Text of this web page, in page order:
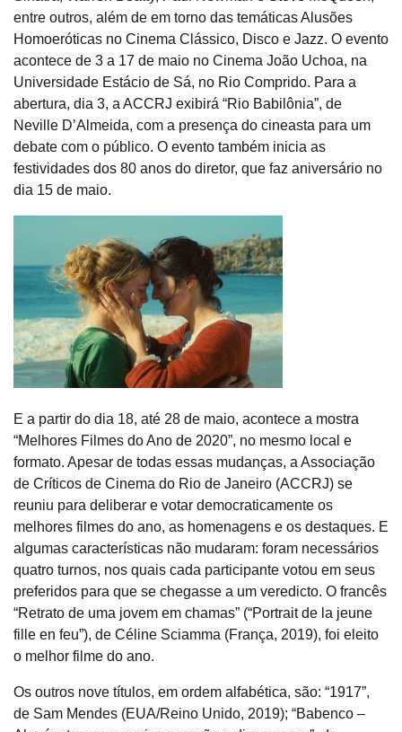
entre outros, além de em torno das temáticas Alusões
Homoeróticas no Cinema Clássico, Disco e Jazz. O evento
acontece de 3 a 17 de maio no Cinema João Uchoa, na
Universidade Estácio de Sá, no Rio Comprido. Para a
abertura, dia 3, a ACCRJ exibirá “Rio Babilônia”, de
Neville D’Almeida, com a presença do cineasta para um
debate com o público. O evento também inicia as
festividades dos 80 anos do diretor, que faz aniversário no
dia 15 de maio.
E a partir do dia 18, até 28 de maio, acontece a mostra
“Melhores Filmes do Ano de 2020”, no mesmo local e
formato. Apesar de todas essas mudanças, a Associação
de Críticos de Cinema do Rio de Janeiro (ACCRJ) se
reuniu para deliberar e votar democraticamente os
melhores filmes do ano, as homenagens e os destaques. E
algumas características não mudaram: foram necessários
quatro turnos, nos quais cada participante votou em seus
preferidos para que se chegasse a um veredicto. O francês
“Retrato de uma jovem em chamas” (“Portrait de la jeune
fille en feu”), de Céline Sciamma (França, 2019), foi eleito
o melhor filme do ano.
Os outros nove títulos, em ordem alfabética, são: “1917”,
de Sam Mendes (EUA/Reino Unido, 2019); “Babenco –